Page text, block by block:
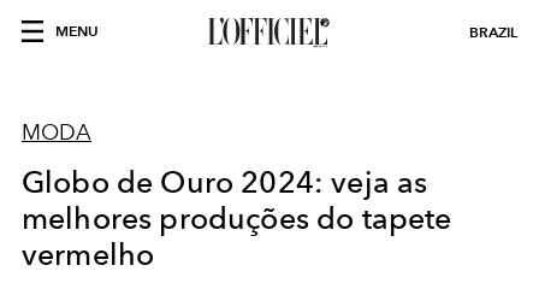
MENU BRAZIL
MODA
Globo de Ouro 2024: veja as
melhores produções do tapete
vermelho